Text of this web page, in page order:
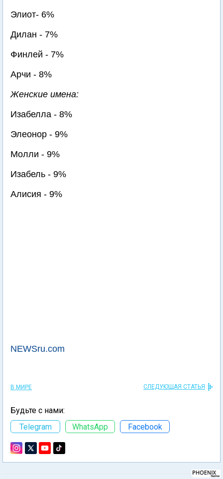
Элиот- 6%
Дилан - 7%
Финлей - 7%
Арчи - 8%
Женские имена:
Изабелла - 8%
Элеонор - 9%
Молли - 9%
Изабель - 9%
Алисия - 9%
NEWSru.com
В МИРЕ СЛЕДУЮЩАЯ СТАТЬЯ
Будьте с нами:
Telegram
WhatsApp Facebook